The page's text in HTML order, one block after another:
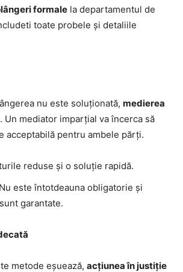
formale la departamentul de
toate probele și detaliile
nu este soluționată, medierea
Un mediator imparțial va încerca să
acceptabilă pentru ambele părți.
reduse și o soluție rapidă.
Nu este întotdeauna obligatorie și
garantate.
metode eșuează, acțiunea în justiție